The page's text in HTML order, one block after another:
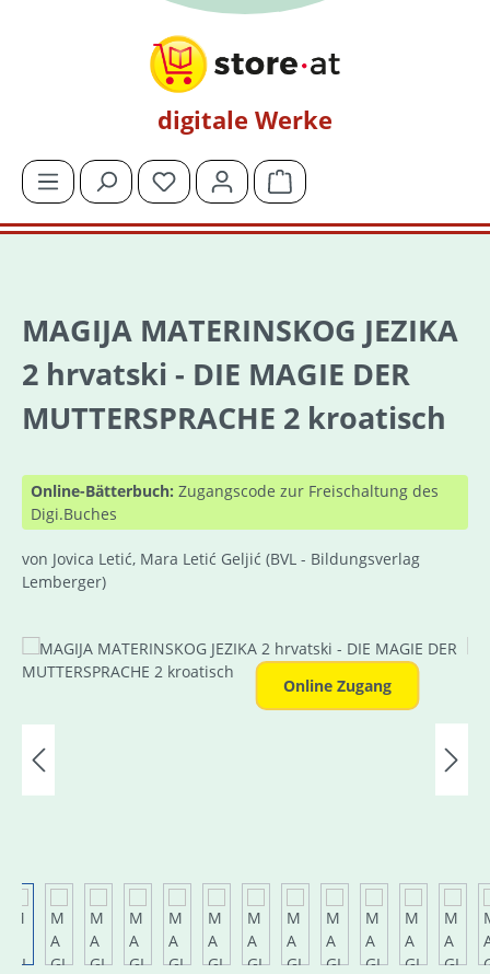
digitale Werke
Du hast 0 Produkte auf dem Merkzettel
Warenkorb enthält 0
MAGIJA MATERINSKOG JEZIKA
2 hrvatski - DIE MAGIE DER
MUTTERSPRACHE 2 kroatisch
Online-Bätterbuch: Zugangscode zur Freischaltung des
Digi.Buches
von Jovica Letić, Mara Letić Geljić (BVL - Bildungsverlag
Lemberger)
Bildergalerie überspringen
Online Zugang